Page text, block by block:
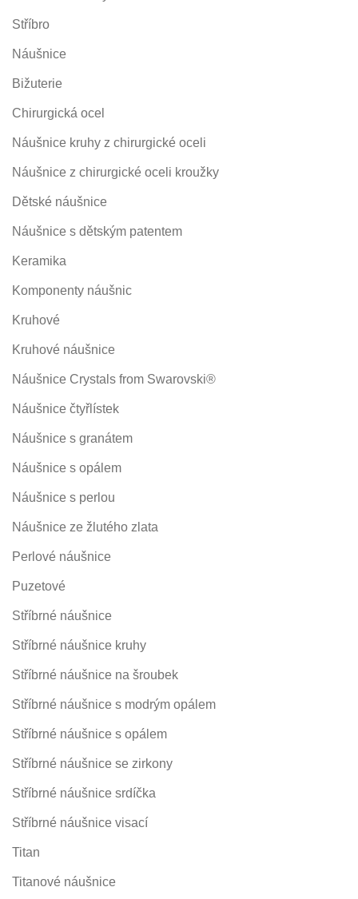
Stříbro
Náušnice
Bižuterie
Chirurgická ocel
Náušnice kruhy z chirurgické oceli
Náušnice z chirurgické oceli kroužky
Dětské náušnice
Náušnice s dětským patentem
Keramika
Komponenty náušnic
Kruhové
Kruhové náušnice
Náušnice Crystals from Swarovski®
Náušnice čtyřlístek
Náušnice s granátem
Náušnice s opálem
Náušnice s perlou
Náušnice ze žlutého zlata
Perlové náušnice
Puzetové
Stříbrné náušnice
Stříbrné náušnice kruhy
Stříbrné náušnice na šroubek
Stříbrné náušnice s modrým opálem
Stříbrné náušnice s opálem
Stříbrné náušnice se zirkony
Stříbrné náušnice srdíčka
Stříbrné náušnice visací
Titan
Titanové náušnice